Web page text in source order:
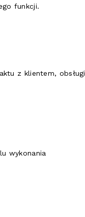
funkcji.
z klientem, obsługi
wykonania